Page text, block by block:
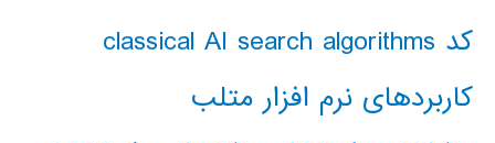
کد classical AI search algorithms
کاربردهای نرم افزار متلب